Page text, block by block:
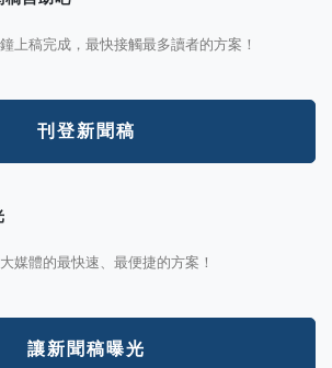
上稿完成，最快接觸最多讀者的方案！
刊登新聞稿
媒體的最快速、最便捷的方案！
讓新聞稿曝光